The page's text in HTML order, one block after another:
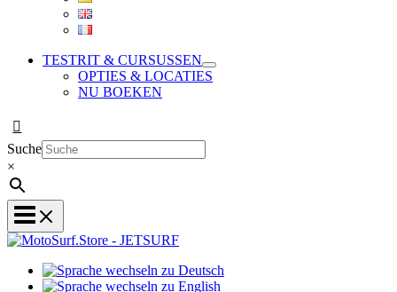
TESTRIT & CURSUSSEN
OPTIES & LOCATIES
NU BOEKEN
Suche
×